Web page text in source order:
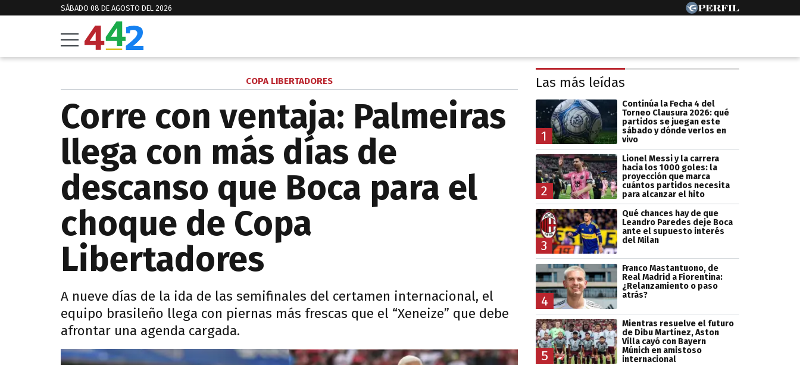
SÁBADO 08 DE AGOSTO DEL 2026
COPA LIBERTADORES
Corre con ventaja: Palmeiras
llega con más días de
descanso que Boca para el
choque de Copa
Libertadores
A nueve días de la ida de las semifinales del certamen internacional, el
equipo brasileño llega con piernas más frescas que el “Xeneize” que debe
afrontar una agenda cargada.
Las más leídas
1
Continúa la Fecha 4 del
Torneo Clausura 2026: qué
partidos se juegan este
sábado y dónde verlos en
vivo
2
Lionel Messi y la carrera
hacia los 1000 goles: la
proyección que marca
cuántos partidos necesita
para alcanzar el hito
3
Qué chances hay de que
Leandro Paredes deje Boca
ante el supuesto interés
del Milan
4
Franco Mastantuono, de
Real Madrid a Fiorentina:
¿Relanzamiento o paso
atrás?
5
Mientras resuelve el futuro
de Dibu Martínez, Aston
Villa cayó con Bayern
Múnich en amistoso
internacional